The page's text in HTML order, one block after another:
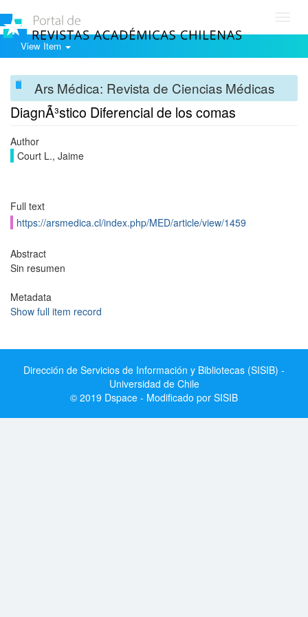
View Item
Ars Médica: Revista de Ciencias Médicas
DiagnÃ³stico Diferencial de los comas
Author
Court L., Jaime
Full text
https://arsmedica.cl/index.php/MED/article/view/1459
Abstract
Sin resumen
Metadata
Show full item record
Dirección de Servicios de Información y Bibliotecas (SISIB) -
Universidad de Chile
© 2019 Dspace - Modificado por SISIB